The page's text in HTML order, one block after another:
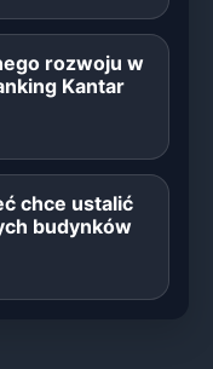
rozwoju w
Kantar
chce ustalić
budynków